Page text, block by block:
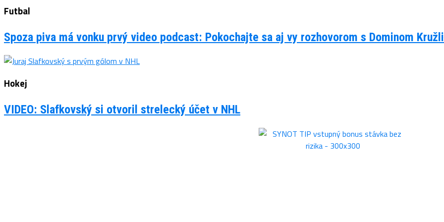
Futbal
Spoza piva má vonku prvý video podcast: Pokochajte sa aj vy rozhovorom s Dominom
Hokej
VIDEO: Slafkovský si otvoril strelecký účet v NHL